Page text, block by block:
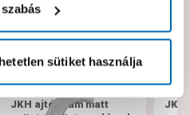
sütiket használja
JKH ajtószám matt
JKH